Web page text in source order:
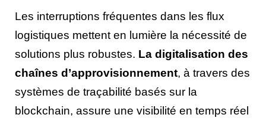
Les interruptions fréquentes dans les flux
logistiques mettent en lumière la nécessité de
solutions plus robustes. La digitalisation des
chaînes d’approvisionnement, à travers des
systèmes de traçabilité basés sur la
blockchain, assure une visibilité en temps réel